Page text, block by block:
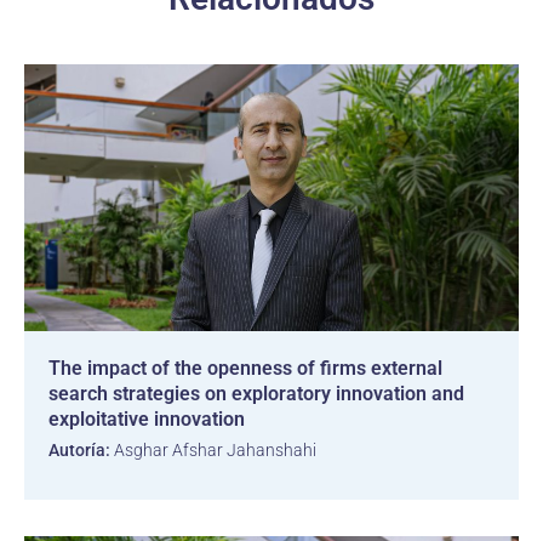
The impact of the openness of firms external
search strategies on exploratory innovation and
exploitative innovation
Autoría: Asghar Afshar Jahanshahi